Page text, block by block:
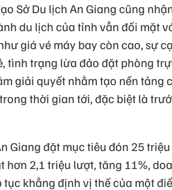
Sở Du lịch An Giang cũng
du lịch của tỉnh vẫn đối mặt
giá vé máy bay còn cao, sự
tình trạng lừa đảo đặt phòng
giải quyết nhằm tạo nền tảng
thời gian tới, đặc biệt là
Giang đặt mục tiêu đón 25
hơn 2,1 triệu lượt, tăng 11%,
tục khẳng định vị thế của một